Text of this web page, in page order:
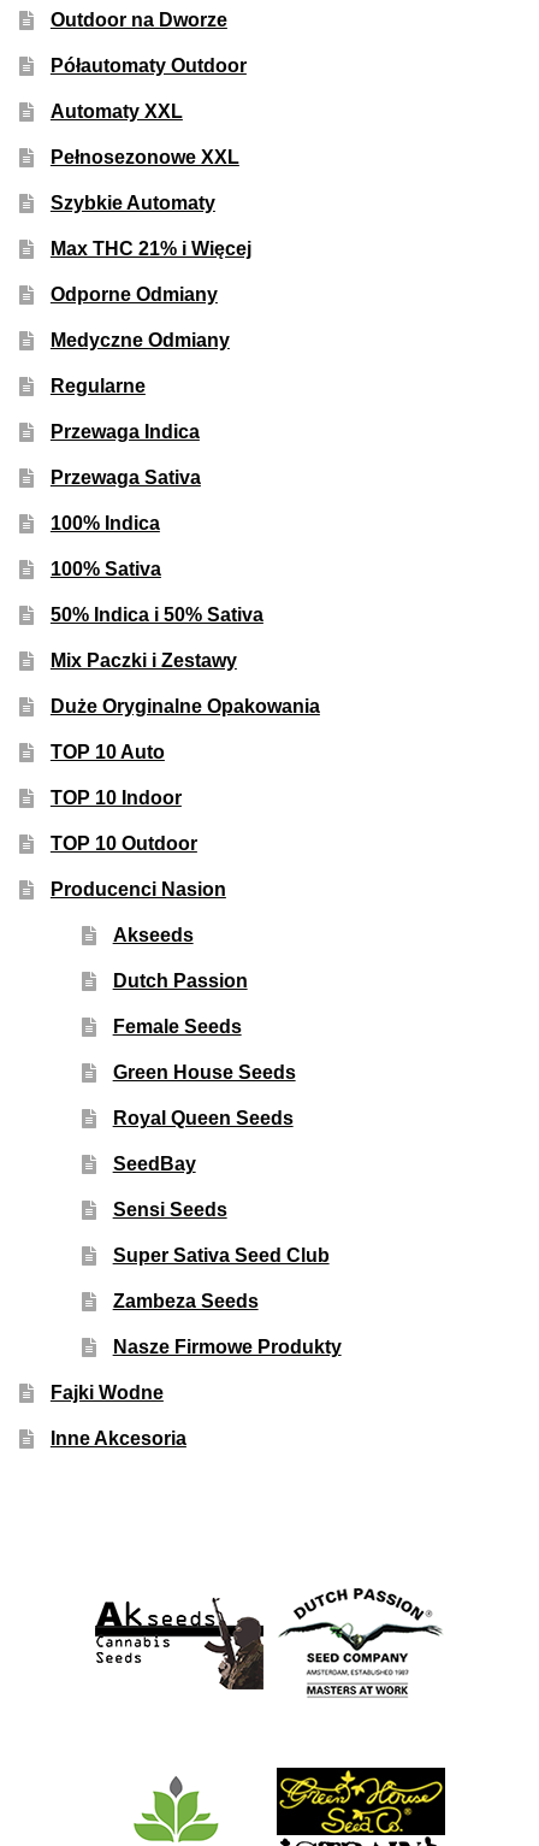
TOP 10 Outdoor
Producenci Nasion
Fajki Wodne
Informacje
Blog
GRATIS
PROMOCJA 500 Plus
Formy i Koszt Wysyłki
Odbiór Osobisty
Kontakt
Outdoor na Dworze
Półautomaty Outdoor
Automaty XXL
Pełnosezonowe XXL
Szybkie Automaty
Max THC 21% i Więcej
Odporne Odmiany
Medyczne Odmiany
Regularne
Przewaga Indica
Przewaga Sativa
100% Indica
100% Sativa
50% Indica i 50% Sativa
Mix Paczki i Zestawy
Duże Oryginalne Opakowania
TOP 10 Auto
TOP 10 Indoor
TOP 10 Outdoor
Producenci Nasion
Akseeds
Dutch Passion
Female Seeds
Green House Seeds
Royal Queen Seeds
SeedBay
Sensi Seeds
Super Sativa Seed Club
Zambeza Seeds
Nasze Firmowe Produkty
Fajki Wodne
Inne Akcesoria